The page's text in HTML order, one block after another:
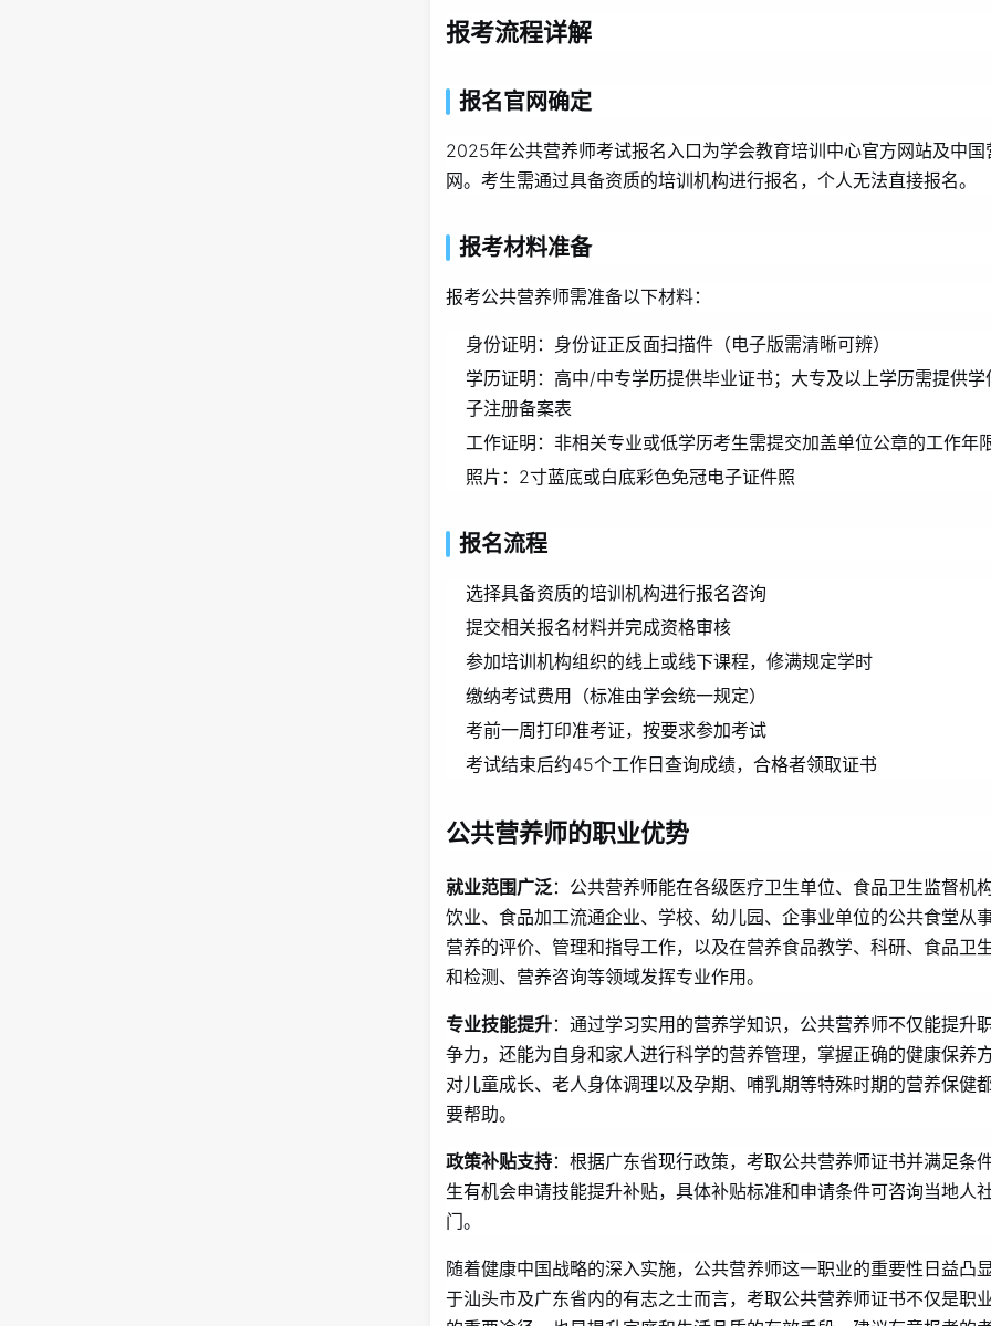
报考流程详解
报名官网确定
2025年公共营养师考试报名入口为学会教育培训中心官方网站及中国
网。考生需通过具备资质的培训机构进行报名，个人无法直接报名。
报考材料准备
报考公共营养师需准备以下材料：
身份证明：身份证正反面扫描件（电子版需清晰可辨）
学历证明：高中/中专学历提供毕业证书；大专及以上学历需提供学
子注册备案表
工作证明：非相关专业或低学历考生需提交加盖单位公章的工作年
照片：2寸蓝底或白底彩色免冠电子证件照
报名流程
选择具备资质的培训机构进行报名咨询
提交相关报名材料并完成资格审核
参加培训机构组织的线上或线下课程，修满规定学时
缴纳考试费用（标准由学会统一规定）
考前一周打印准考证，按要求参加考试
考试结束后约45个工作日查询成绩，合格者领取证书
公共营养师的职业优势
就业范围广泛：公共营养师能在各级医疗卫生单位、食品卫生监督机
饮业、食品加工流通企业、学校、幼儿园、企事业单位的公共食堂从
营养的评价、管理和指导工作，以及在营养食品教学、科研、食品卫
和检测、营养咨询等领域发挥专业作用。
专业技能提升：通过学习实用的营养学知识，公共营养师不仅能提升
争力，还能为自身和家人进行科学的营养管理，掌握正确的健康保养
对儿童成长、老人身体调理以及孕期、哺乳期等特殊时期的营养保健
要帮助。
政策补贴支持：根据广东省现行政策，考取公共营养师证书并满足条
生有机会申请技能提升补贴，具体补贴标准和申请条件可咨询当地人
门。
随着健康中国战略的深入实施，公共营养师这一职业的重要性日益凸
于汕头市及广东省内的有志之士而言，考取公共营养师证书不仅是职